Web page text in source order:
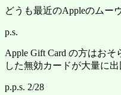
どうも最近のAppleのムー
p.s.
Apple Gift Card の方はお
した無効カードが大量に
p.p.s. 2/28